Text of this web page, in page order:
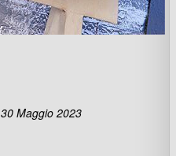
30 Maggio 2023